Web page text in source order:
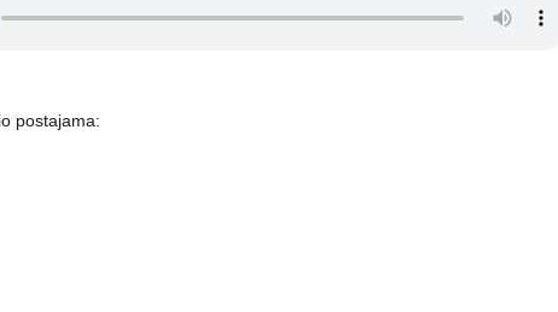
postajama: